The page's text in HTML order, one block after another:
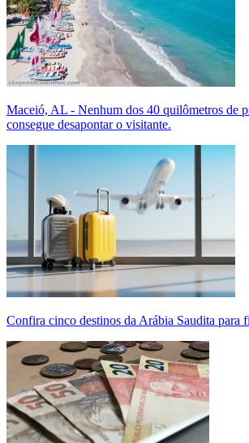
Maceió, AL - Nenhum dos 40 quilômetros de
consegue desapontar o visitante.
Confira cinco destinos da Arábia Saudita para